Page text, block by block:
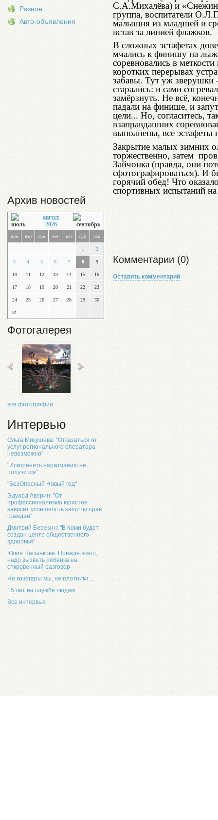
Разное
Авто-объявления
Архив новостей
август
2026
пон втр срд чет пят суб вск
1 2
3 4 5 6 7 8 9
10 11 12 13 14 15 16
17 18 19 20 21 22 23
24 25 26 27 28 29 30
31
Фотогалерея
все фотографии
Интервью
Ольга Микушева: "Отказаться от
услуг регионального оператора
невозможно"
"Искоренить наркоманию не
получится"
"БезОпасный Новый год"
Эдуард Аверин: "От
профессионализма юристов
зависит успешность защиты прав
граждан"
Дмитрий Березин: "В Коми будет
создан центр общественного
здоровья"
Юлия Пасынкова: Прежде всего,
надо вызвать ребенка на
откровенный разговор
Не кочегары мы, не плотники...
15 лет на службе людям
Все интервью
С.А.Михалёва) и
группа, воспитатели
малышня из младшей и
встав за линией флажков.
В сложных эстафетах
мчались к финишу на
соревновались в
коротких перерывах
забавы. Тут уж зверушки
старались: и сами
замёрзнуть. Не всё,
падали на финише, и
цели... Но, согласитесь,
взаправдашних
выполнены, все эстафеты
Закрытие малых зимних
торжественно, затем
Зайчонка (правда, они
сфотографироваться). И
горячий обед! Что
спортивных
Комментарии (0)
Оставить комментарий